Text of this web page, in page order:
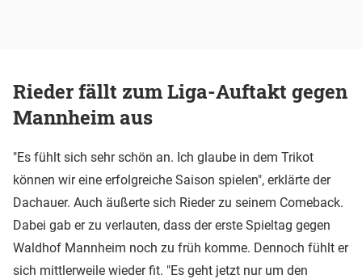
Rieder fällt zum Liga-Auftakt gegen
Mannheim aus
"Es fühlt sich sehr schön an. Ich glaube in dem Trikot
können wir eine erfolgreiche Saison spielen", erklärte der
Dachauer. Auch äußerte sich Rieder zu seinem Comeback.
Dabei gab er zu verlauten, dass der erste Spieltag gegen
Waldhof Mannheim noch zu früh komme. Dennoch fühlt er
sich mittlerweile wieder fit. "Es geht jetzt nur um den